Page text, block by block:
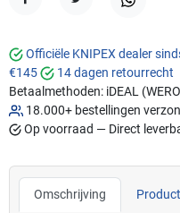
Officiële KNIPEX dealer
€145
14 dagen retourrecht
Betaalmethoden: iDEAL
18.000+ bestellingen
Op voorraad — Direct
Omschrijving